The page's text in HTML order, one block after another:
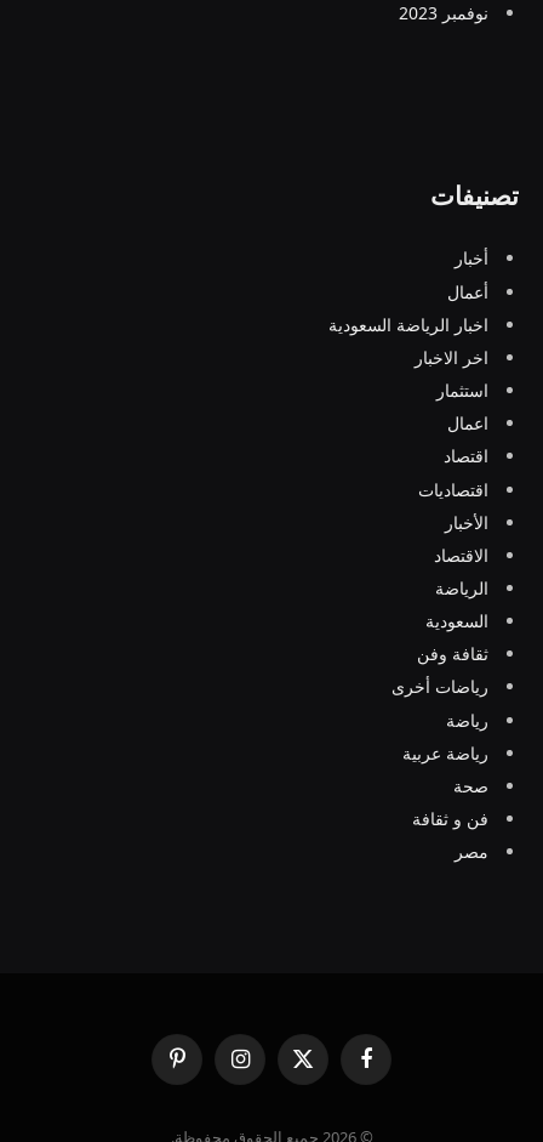
نوفمبر 2023
تصنيفات
أخبار
أعمال
اخبار الرياضة السعودية
اخر الاخبار
استثمار
اعمال
اقتصاد
اقتصاديات
الأخبار
الاقتصاد
الرياضة
السعودية
ثقافة وفن
رياضات أخرى
رياضة
رياضة عربية
صحة
فن و ثقافة
مصر
فيسبوك
X
(Twitter)
الانستغرامبينتيريست
© 2026 جميع الحقوق محفوظة.